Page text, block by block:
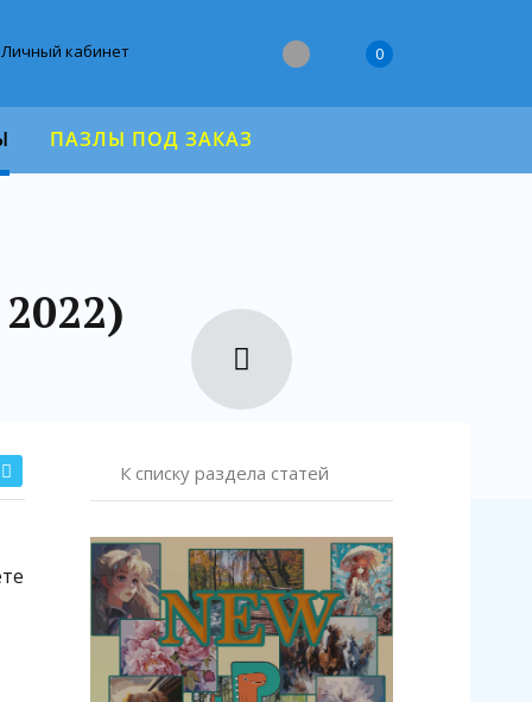
Личный кабинет 0
ПАЗЛЫ ПОД ЗАКАЗ
К списку раздела статей